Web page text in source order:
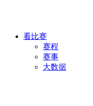
看比赛
赛程
赛事
大数据